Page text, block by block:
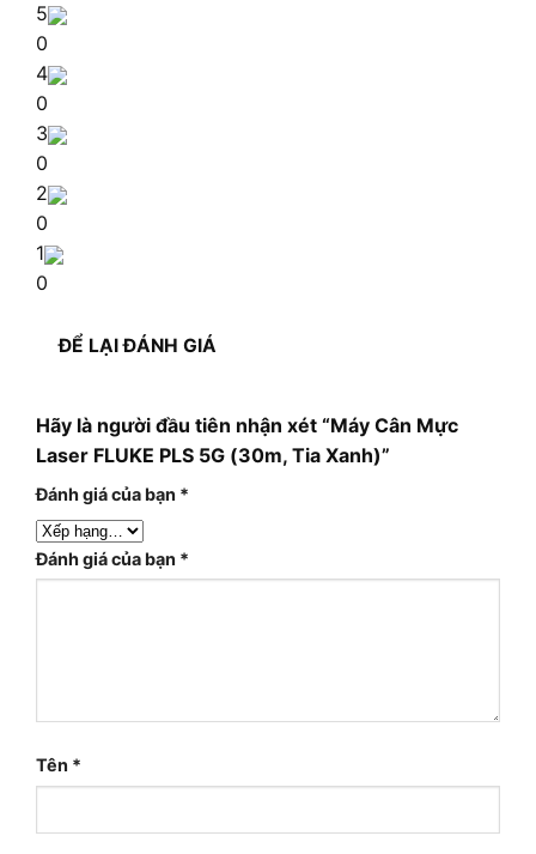
5
0
4
0
3
0
2
0
1
0
ĐỂ LẠI ĐÁNH GIÁ
Hãy là người đầu tiên nhận xét “Máy Cân Mực
Laser FLUKE PLS 5G (30m, Tia Xanh)”
Đánh giá của bạn *
Đánh giá của bạn *
Tên *